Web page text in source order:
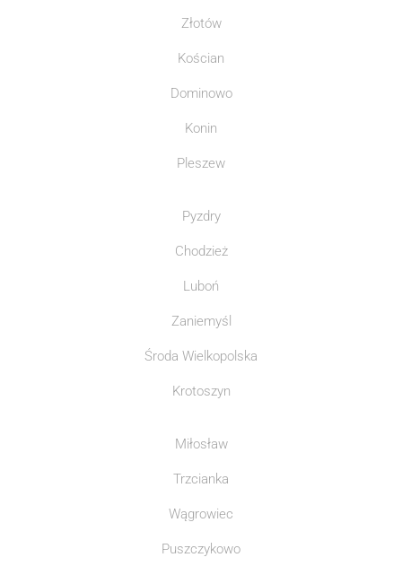
Złotów
Kościan
Dominowo
Konin
Pleszew
Pyzdry
Chodzież
Luboń
Zaniemyśl
Środa Wielkopolska
Krotoszyn
Miłosław
Trzcianka
Wągrowiec
Puszczykowo